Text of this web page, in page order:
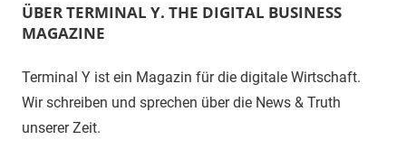
ÜBER TERMINAL Y. THE DIGITAL BUSINESS
MAGAZINE
Terminal Y ist ein Magazin für die digitale Wirtschaft.
Wir schreiben und sprechen über die News & Truth
unserer Zeit.